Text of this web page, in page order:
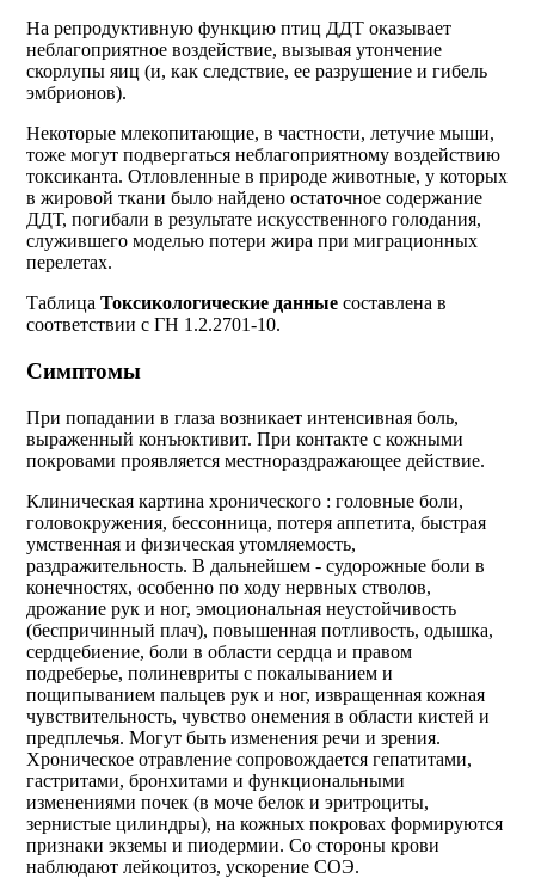
На репродуктивную функцию птиц ДДТ оказывает
неблагоприятное воздействие, вызывая утончение
скорлупы яиц (и, как следствие, ее разрушение и гибель
эмбрионов).
Некоторые млекопитающие, в частности, летучие мыши,
тоже могут подвергаться неблагоприятному воздействию
токсиканта. Отловленные в природе животные, у которых
в жировой ткани было найдено остаточное содержание
ДДТ, погибали в результате искусственного голодания,
служившего моделью потери жира при миграционных
перелетах.
Таблица Токсикологические данные составлена в
соответствии с ГН 1.2.2701-10.
Симптомы
При попадании в глаза возникает интенсивная боль,
выраженный конъюктивит. При контакте с кожными
покровами проявляется местнораздражающее действие.
Клиническая картина хронического : головные боли,
головокружения, бессонница, потеря аппетита, быстрая
умственная и физическая утомляемость,
раздражительность. В дальнейшем - судорожные боли в
конечностях, особенно по ходу нервных стволов,
дрожание рук и ног, эмоциональная неустойчивость
(беспричинный плач), повышенная потливость, одышка,
сердцебиение, боли в области сердца и правом
подреберье, полиневриты с покалыванием и
пощипыванием пальцев рук и ног, извращенная кожная
чувствительность, чувство онемения в области кистей и
предплечья. Могут быть изменения речи и зрения.
Хроническое отравление сопровождается гепатитами,
гастритами, бронхитами и функциональными
изменениями почек (в моче белок и эритроциты,
зернистые цилиндры), на кожных покровах формируются
признаки экземы и пиодермии. Со стороны крови
наблюдают лейкоцитоз, ускорение СОЭ.